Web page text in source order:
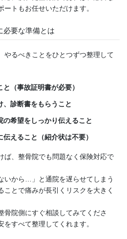
トもお任せいただけます。
必要な準備とは
やるべきことをひとつずつ整理して
（事故証明書が必要）
、診断書をもらうこと
の希望をしっかり伝えること
えること（紹介状は不要）
ば、整骨院でも問題なく保険対応で
いから…」と通院を遅らせてしまう
ことで痛みが長引くリスクを大きく
骨院側にすぐ相談してみてくださ
すべて整理してくれます。